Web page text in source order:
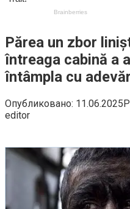
Părea un zbor
întreaga cabină a
întâmpla cu
Опубликовано: 11.06.2025
editor